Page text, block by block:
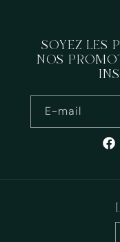
SOYEZ LES
NOS
E-mail